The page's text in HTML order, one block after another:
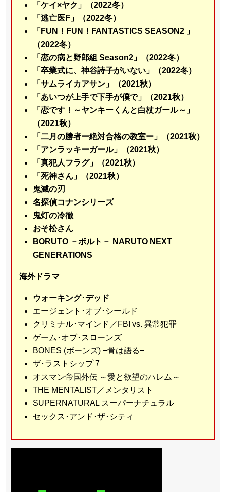
「ケイ×ヤク」（2022冬）
「逃亡医F」（2022冬）
「FUN！FUN！FANTASTICS SEASON2 」
（2022冬）
「恋の病と野郎組 Season2」（2022冬）
「卒業式に、神谷詩子がいない」（2022冬）
「サムライカアサン」（2021秋）
「あいつが上手で下手が僕で」（2021秋）
「恋です！～ヤンキーくんと白杖ガール～」
（2021秋）
「二月の勝者ー絶対合格の教室ー」（2021秋）
「アンラッキーガール」（2021秋）
「真犯人フラグ」（2021秋）
「死神さん」（2021秋）
鬼滅の刃
名探偵コナンシリーズ
鬼灯の冷徹
おそ松さん
BORUTO －ボルト－ NARUTO NEXT
GENERATIONS
海外ドラマ
ウォーキング･デッド
エージェント･オブ･シールド
クリミナル･マインド／FBI vs. 異常犯罪
ゲーム･オブ･スローンズ
BONES (ボーンズ) −骨は語る−
ザ･ラストシップ 7
オスマン帝国外伝 ～愛と欲望のハレム～
THE MENTALIST／メンタリスト
SUPERNATURAL スーパーナチュラル
セックス･アンド･ザ･シティ